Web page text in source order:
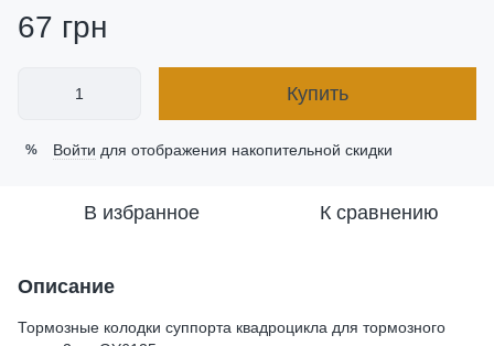
67 грн
Купить
% Войти для отображения накопительной скидки
В избранное К сравнению
Описание
Тормозные колодки суппорта квадроцикла для тормозного